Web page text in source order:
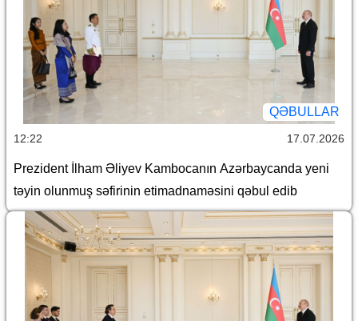
QƏBULLAR
12:22 17.07.2026
Prezident İlham Əliyev Kambocanın Azərbaycanda yeni
təyin olunmuş səfirinin etimadnaməsini qəbul edib